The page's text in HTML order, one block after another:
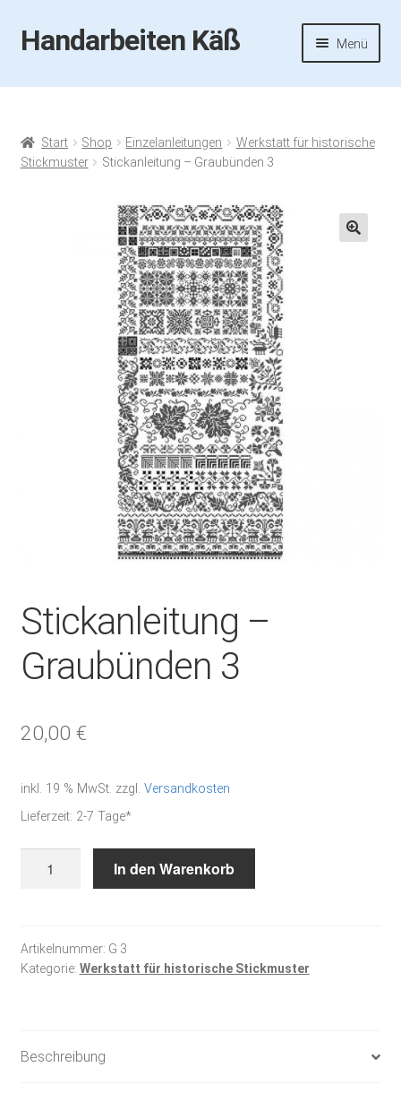
Zur
Navigation
Zum
Inhalt
Handarbeiten Käß Menü
Startseite
Aktuelles
Handarbeiten-Käß-Shop
Start Shop Einzelanleitungen
Werkstatt für historische
Stickmuster
Stickanleitung – Graubünden 3
Stickanleitung –
Graubünden 3
20,00 €
inkl. 19 % MwSt. zzgl. Versandkosten
Lieferzeit: 2-7 Tage*
Menge
In den Warenkorb
Artikelnummer: G 3
Kategorie: Werkstatt für historische Stickmuster
Beschreibung